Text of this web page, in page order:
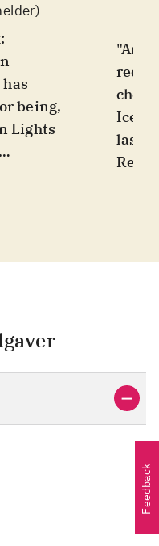
being,
Lights
genua
of late
"An
last
Feedback